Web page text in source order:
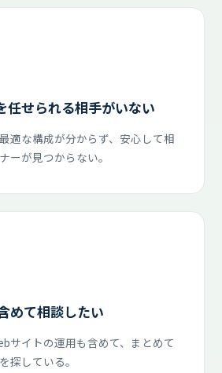
任せられる相手がいない
適な構成が分からず、安心して相
ーが見つからない。
めて相談したい
サイトの運用も含めて、まとめて
探している。